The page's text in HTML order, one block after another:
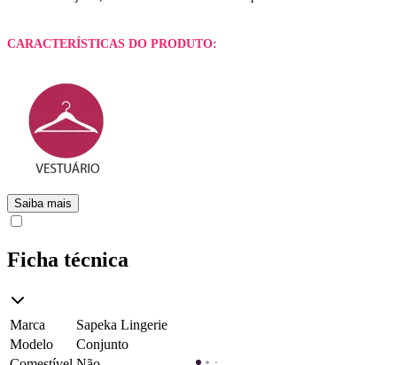
CARACTERÍSTICAS DO PRODUTO:
Saiba mais
Ficha técnica
Marca
Sapeka Lingerie
Modelo
Conjunto